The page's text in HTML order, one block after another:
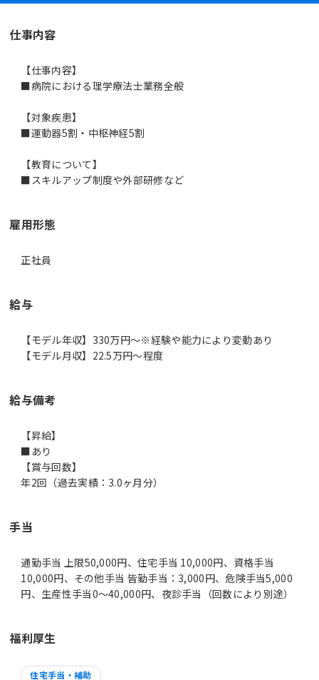
仕事内容
【仕事内容】
■病院における理学療法士業務全般
【対象疾患】
■運動器5割・中枢神経5割
【教育について】
■スキルアップ制度や外部研修など
雇用形態
正社員
給与
【モデル年収】330万円〜※経験や能力により変動あり
【モデル月収】22.5万円〜程度
給与備考
【昇給】
■あり
【賞与回数】
年2回（過去実績：3.0ヶ月分）
手当
通勤手当 上限50,000円、住宅手当 10,000円、資格手当
10,000円、その他手当 皆勤手当：3,000円、危険手当5,000
円、生産性手当0～40,000円、夜診手当（回数により別途）
福利厚生
住宅手当・補助